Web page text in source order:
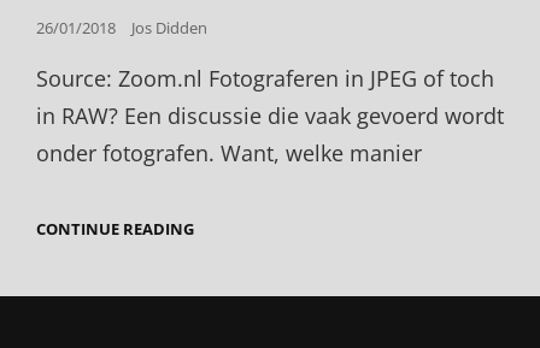
Posted
26/01/2018 Jos Didden
Source: Zoom.nl Fotograferen in JPEG of toch
in RAW? Een discussie die vaak gevoerd wordt
onder fotografen. Want, welke manier
CONTINUE READINGHET